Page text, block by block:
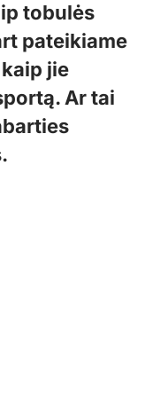
tobulės
pateikiame
jie
Ar tai